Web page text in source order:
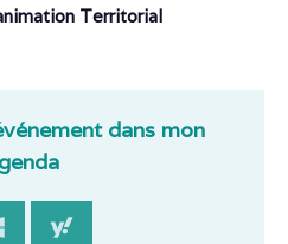
Territorial
dans mon